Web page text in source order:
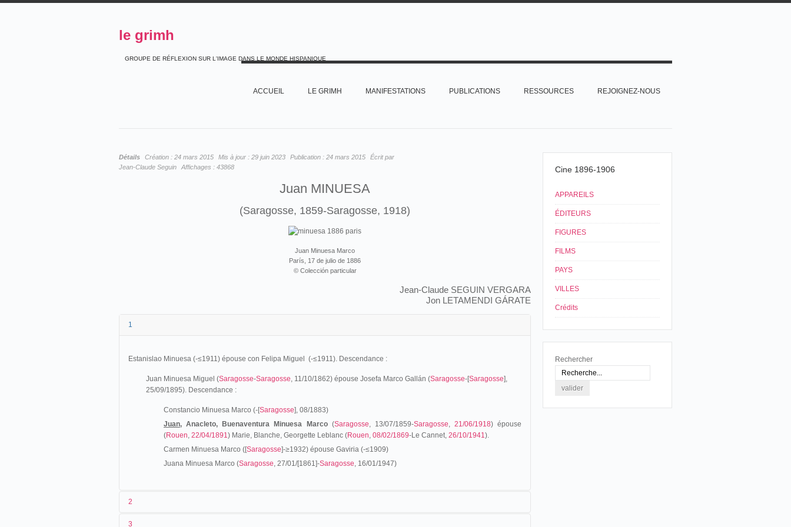
le grimh
GROUPE DE RÉFLEXION SUR L'IMAGE DANS LE MONDE HISPANIQUE
ACCUEIL LE GRIMH MANIFESTATIONS PUBLICATIONS RESSOURCES REJOIGNEZ-NOUS
Détails Création : 24 mars 2015 Mis à jour : 29 juin 2023 Publication : 24 mars 2015
Écrit par
Jean-Claude Seguin
Affichages : 43868
Juan MINUESA
(Saragosse, 1859-Saragosse, 1918)
Juan Minuesa Marco
París, 17 de julio de 1886
© Colección particular
Jean-Claude SEGUIN VERGARA
Jon LETAMENDI GÁRATE
1
Estanislao Minuesa (-≤1911) épouse con Felipa Miguel (-≤1911). Descendance :
Juan Minuesa Miguel (Saragosse-Saragosse, 11/10/1862) épouse Josefa Marco Gallán (Saragosse-[Saragosse],
25/09/1895). Descendance :
Constancio Minuesa Marco (-[Saragosse], 08/1883)
Juan, Anacleto, Buenaventura Minuesa Marco(Saragosse, 13/07/1859-Saragosse, 21/06/1918) épouse
(Rouen, 22/04/1891) Marie, Blanche, Georgette Leblanc (Rouen, 08/02/1869-Le Cannet, 26/10/1941).
Carmen Minuesa Marco ([Saragosse]-≥1932) épouse Gaviria (-≤1909)
Juana Minuesa Marco (Saragosse, 27/01/[1861]-Saragosse, 16/01/1947)
2
3
Cine 1896-1906
APPAREILS
ÉDITEURS
FIGURES
FILMS
PAYS
VILLES
Crédits
Rechercher